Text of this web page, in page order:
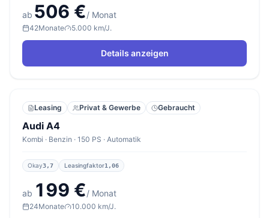
ab 506 €/ Monat
42Monate 5.000 km/J.
Details anzeigen
Leasing Privat & Gewerbe Gebraucht
Audi A4
Kombi · Benzin · 150 PS · Automatik
Okay3,7 Leasingfaktor1,06
ab 199 €/ Monat
24Monate
10.000 km/J.